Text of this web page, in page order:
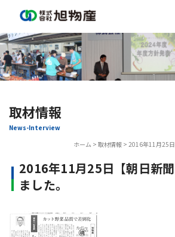
Skip
to
content
取材情報
News-Interview
ホーム > 取材情報 > 2016年11月25日
2016年11月25日【朝日新
ました。